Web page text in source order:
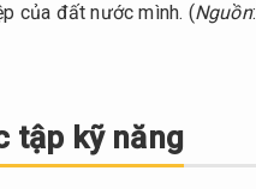
của đất nước mình. (Nguồn:
tập kỹ năng